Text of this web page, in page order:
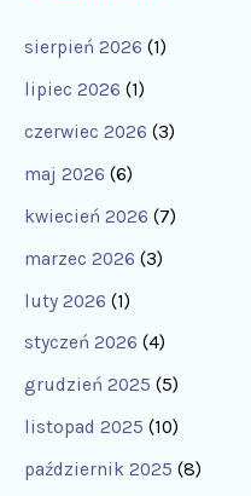
sierpień 2026 (1)
lipiec 2026 (1)
czerwiec 2026 (3)
maj 2026 (6)
kwiecień 2026 (7)
marzec 2026 (3)
luty 2026 (1)
styczeń 2026 (4)
grudzień 2025 (5)
listopad 2025 (10)
październik 2025 (8)